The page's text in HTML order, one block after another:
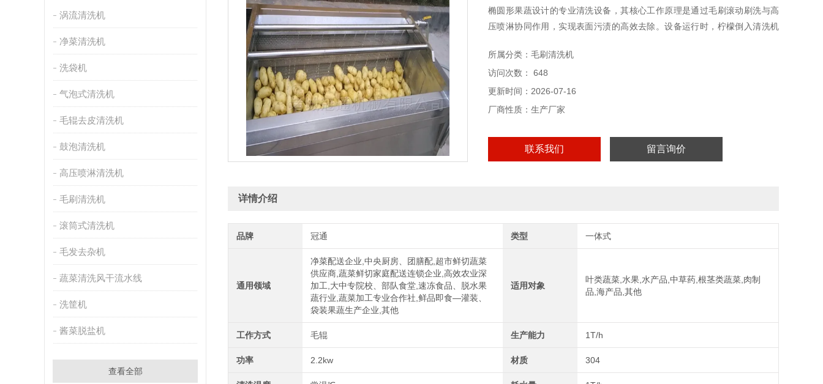
涡流清洗机
净菜清洗机
洗袋机
气泡式清洗机
毛辊去皮清洗机
鼓泡清洗机
高压喷淋清洗机
毛刷清洗机
滚筒式清洗机
毛发去杂机
蔬菜清洗风干流水线
洗筐机
酱菜脱盐机
查看全部
椭圆形果蔬设计的专业清洗设备，其核心工作原理是通过毛刷滚动刷洗与高
压喷淋协同作用，实现表面污渍的高效去除。设备运行时，柠檬倒入清洗机
皮屑等杂质随水流冲入集尘箱并排出。
所属分类：毛刷清洗机
访问次数： 648
更新时间：2026-07-16
厂商性质：生产厂家
联系我们 留言询价
详情介绍
品牌 冠通 类型 一体式
通用领域
净菜配送企业,中央厨房、团膳配,超市鲜切蔬菜
供应商,蔬菜鲜切家庭配送连锁企业,高效农业深
加工,大中专院校、部队食堂,速冻食品、脱水果
蔬行业,蔬菜加工专业合作社,鲜品即食—灌装、
袋装果蔬生产企业,其他
适用对象
叶类蔬菜,水果,水产品,中草药,根茎类蔬菜,肉制
品,海产品,其他
工作方式 毛辊 生产能力 1T/h
功率 2.2kw 材质 304